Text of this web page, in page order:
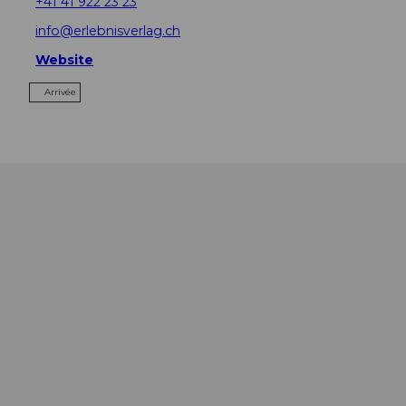
info@erlebnisverlag.ch
Website
Arrivée